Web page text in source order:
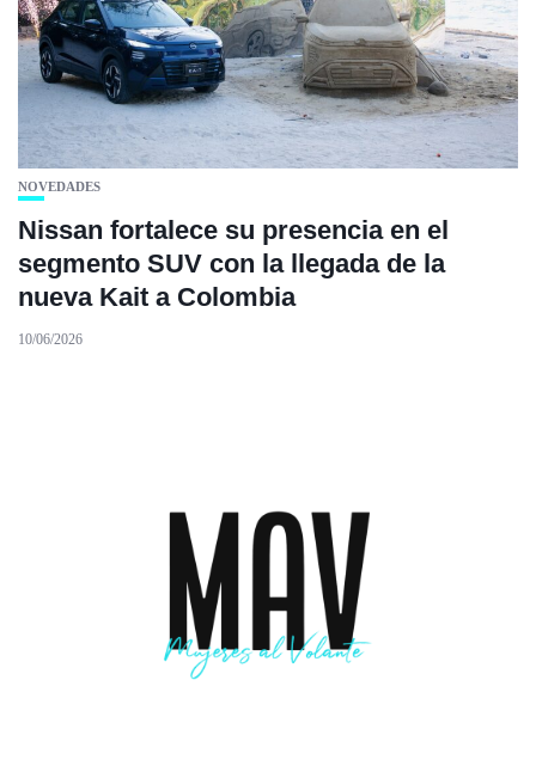
NOVEDADES
Nissan fortalece su presencia en el
segmento SUV con la llegada de la
nueva Kait a Colombia
10/06/2026